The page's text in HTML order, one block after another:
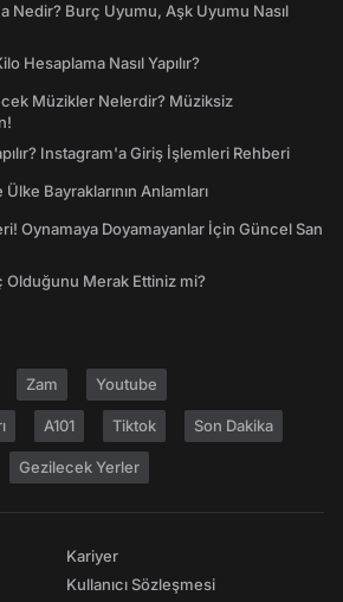
Nedir? Burç Uyumu, Aşk Uyumu Nasıl
Hesaplama Nasıl Yapılır?
Müzikler Nelerdir? Müziksiz
Instagram'a Giriş İşlemleri Rehberi
Bayraklarının Anlamları
Oynamaya Doyamayanlar İçin Güncel San
Olduğunu Merak Ettiniz mi?
Zam Youtube
A101 Tiktok Son Dakika
Gezilecek Yerler
Kariyer
Kullanıcı Sözleşmesi